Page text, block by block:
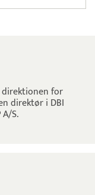
for
direktør i DBI
A/S.